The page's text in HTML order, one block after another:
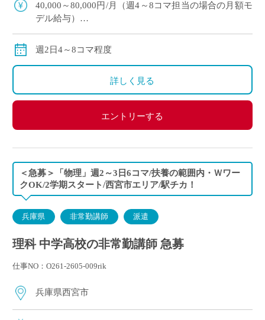
40,000～80,000円/月（週4～8コマ担当の場合の月額モ
デル給与）
※ご勤務スタート時期によって、初月の給与は日割計
週2日4～8コマ程度
詳しく見る
エントリーする
＜急募＞「物理」週2～3日6コマ/扶養の範囲内・Ｗワー
クOK/2学期スタート/西宮市エリア/駅チカ！
兵庫県 非常勤講師 派遣
理科 中学高校の非常勤講師 急募
仕事NO：O261-2605-009rik
兵庫県西宮市